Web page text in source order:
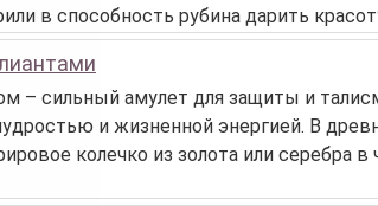
в способность рубина дарить
– сильный амулет для защиты и
и жизненной энергией. В
колечко из золота или серебра